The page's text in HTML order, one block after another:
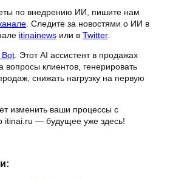
по внедрению ИИ, пишите нам
. Следите за новостями о ИИ в
itinainews или в Twitter.
Bot . Этот AI ассистент в продажах
вопросы клиентов, генерировать
снижать нагрузку на первую
изменить ваши процессы с
itinai.ru — будущее уже здесь!